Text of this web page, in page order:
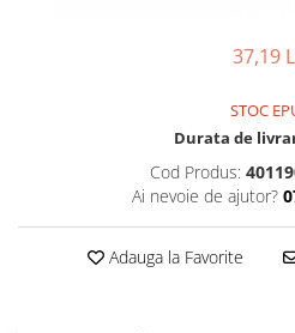
37,19
STOC
Durata de
Cod Produs:
Ai nevoie de ajutor?
Adauga la Favorite